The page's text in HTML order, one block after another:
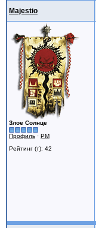
Majestio
Злое Солнце
Профиль · PM
Рейтинг (т): 42